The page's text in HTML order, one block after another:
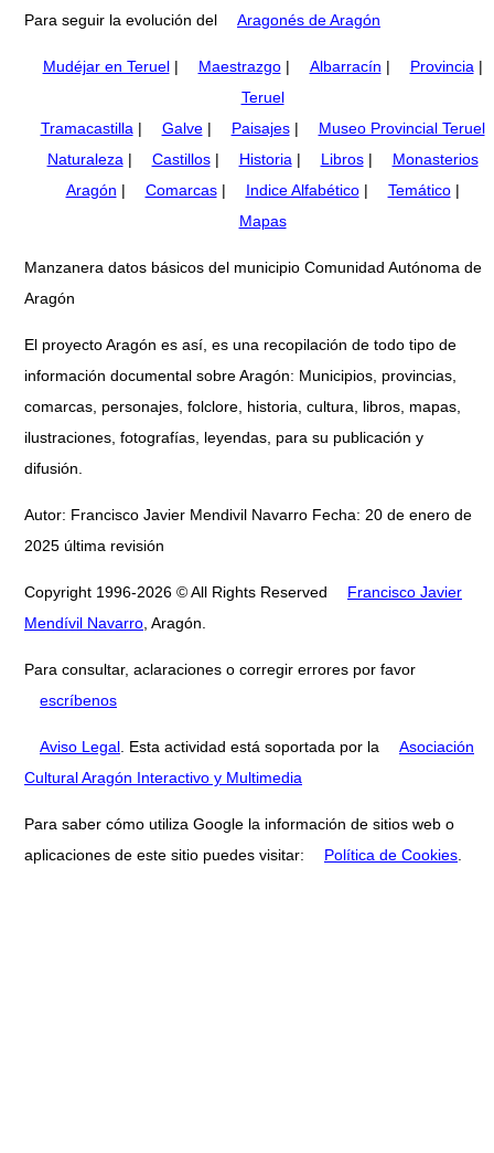
Para seguir la evolución del
Aragonés de Aragón
Mudéjar en Teruel| Maestrazgo| Albarracín | Provincia|
Teruel
Tramacastilla| Galve| Paisajes|
Museo Provincial Teruel
Naturaleza| Castillos| Historia| Libros|
Monasterios
Aragón | Comarcas| Indice Alfabético| Temático|
Mapas
Manzanera datos básicos del municipio Comunidad Autónoma de
Aragón
El proyecto Aragón es así, es una recopilación de todo tipo de
información documental sobre Aragón: Municipios, provincias,
comarcas, personajes, folclore, historia, cultura, libros, mapas,
ilustraciones, fotografías, leyendas, para su publicación y
difusión.
Autor: Francisco Javier Mendivil Navarro Fecha: 20 de enero de
2025 última revisión
Copyright 1996-2026 © All Rights Reserved
Francisco Javier
Mendívil Navarro, Aragón.
Para consultar, aclaraciones o corregir errores por favor
escríbenos
Aviso Legal. Esta actividad está soportada por la
Asociación
Cultural Aragón Interactivo y Multimedia
Para saber cómo utiliza Google la información de sitios web o
aplicaciones de este sitio puedes visitar:
Política de Cookies.